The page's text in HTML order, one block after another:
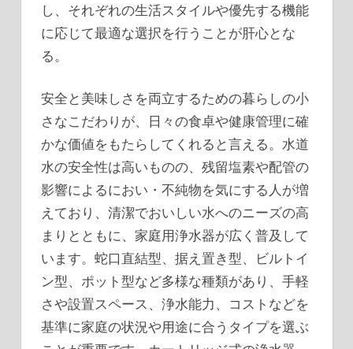
し、それぞれの生活スタイルや優先する機能
に応じて最適な選択を行うことが肝心とな
る。
安全と美味しさを両立するための暮らしの小
さなこだわりが、日々の食卓や健康管理に確
かな価値をもたらしてくれると言える。水道
水の安全性は高いものの、残留塩素や配管の
影響によるにおい・不純物を気にする人が増
えており、清潔でおいしい水へのニーズの高
まりとともに、家庭用浄水器が広く普及して
います。蛇口直結型、据え置き型、ビルトイ
ン型、ポット型など多様な種類があり、手軽
さや設置スペース、浄水能力、コストなどを
基準に家庭の状況や用途に合うタイプを選ぶ